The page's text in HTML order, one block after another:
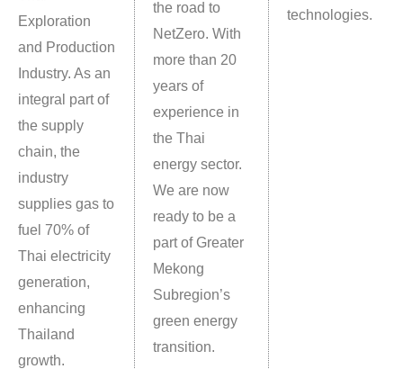
Exploration
and Production
Industry. As an
integral part of
the supply
chain, the
industry
supplies gas to
fuel 70% of
Thai electricity
generation,
enhancing
Thailand
growth.
the road to
NetZero. With
more than 20
years of
experience in
the Thai
energy sector.
We are now
ready to be a
part of Greater
Mekong
Subregion’s
green energy
transition.
technologies.